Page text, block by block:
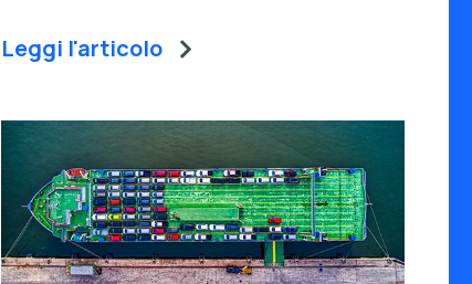
Leggi l'articolo